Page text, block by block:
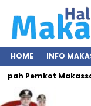
HOME INFO
Pemkot